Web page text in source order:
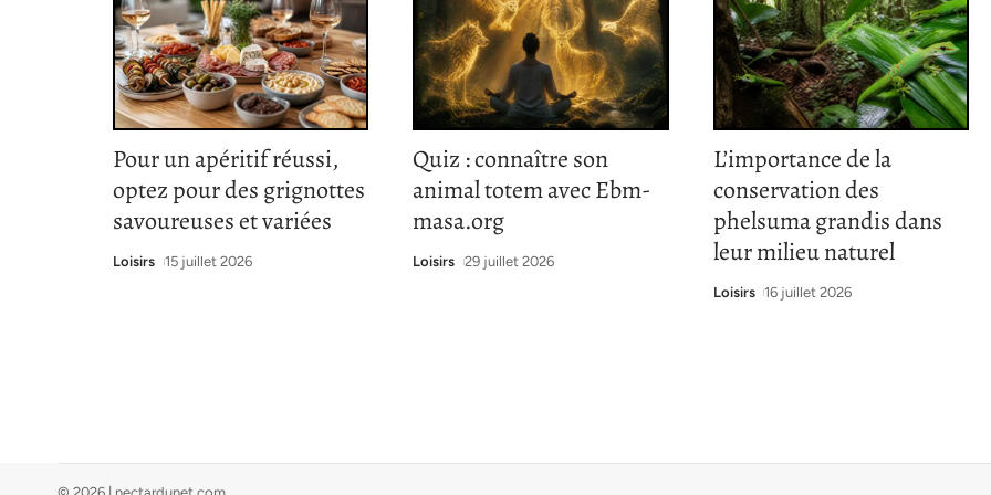
Pour un apéritif réussi,
optez pour des grignottes
savoureuses et variées
Loisirs 15 juillet 2026
Quiz : connaître son
animal totem avec Ebm-
masa.org
Loisirs 29 juillet 2026
L’importance de la
conservation des
phelsuma grandis dans
leur milieu naturel
Loisirs 16 juillet 2026